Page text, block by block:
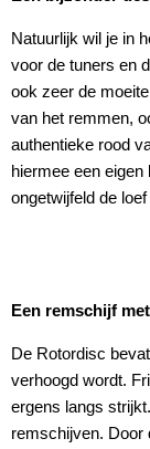
Natuurlijk wil je in
voor de tuners en
ook zeer de
van het remmen,
authentieke rood
hiermee een
ongetwijfeld de
Een remschijf
De Rotordisc
verhoogd wordt.
ergens langs
remschijven. Door